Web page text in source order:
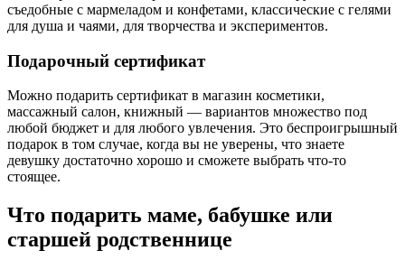
съедобные с мармеладом и конфетами, классические с гелями
для душа и чаями, для творчества и экспериментов.
Подарочный сертификат
Можно подарить сертификат в магазин косметики,
массажный салон, книжный — вариантов множество под
любой бюджет и для любого увлечения. Это беспроигрышный
подарок в том случае, когда вы не уверены, что знаете
девушку достаточно хорошо и сможете выбрать что-то
стоящее.
Что подарить маме, бабушке или
старшей родственнице